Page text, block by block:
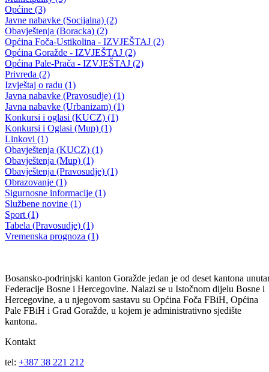
11. REDOVNA SJEDNICA SKUPŠTINE BPK GORAŽDE
Usvojen Zakon o izmjenama i dopunama Zakona o državnoj službi u
28.05.2020